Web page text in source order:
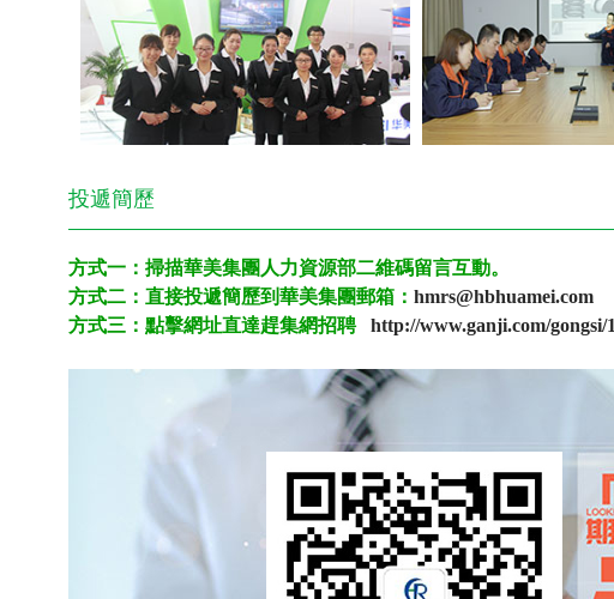
投遞簡歷
方式一：掃描華美集團人力資源部二維碼留言互動。
方式二： 直接投遞簡歷到華美集團郵箱： hmrs@hbhuamei.com
方式三： 點擊網址直達趕集網招聘 http://www.ganji.com/gongsi/